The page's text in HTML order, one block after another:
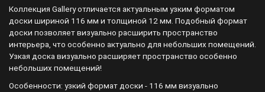
Коллекция Gallery отличается актуальным узким форматом
доски шириной 116 мм и толщиной 12 мм. Подобный формат
доски позволяет визуально расширить пространство
интерьера, что особенно актуально для небольших помещений.
Узкая доска визуально расширяет пространство особенно
небольших помещений!
Особенности: узкий формат доски - 116 мм визуально